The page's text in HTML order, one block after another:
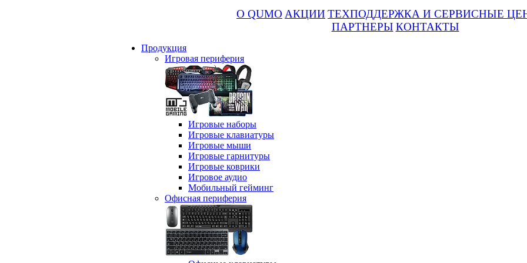
О QUMO АКЦИИ ТЕХПОДДЕРЖКА И СЕРВИСНЫЕ
ПАРТНЕРЫ КОНТАКТЫ
Продукция
Игровая периферия
Игровые наборы
Игровые клавиатуры
Игровые мыши
Игровые гарнитуры
Игровые коврики
Игровое аудио
Мобильный гейминг
Офисная периферия